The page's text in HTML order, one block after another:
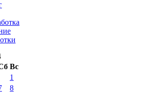
Вс
1
8